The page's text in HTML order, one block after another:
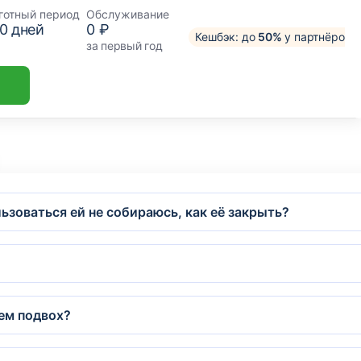
период
дней
Обслуживание
0 ₽
за первый год
Кешбэк: до 50% у партнёров
ей не собираюсь, как её закрыть?
подвох?